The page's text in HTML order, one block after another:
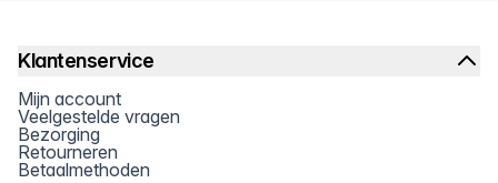
Klantenservice
Mijn account
Veelgestelde vragen
Bezorging
Retourneren
Betaalmethoden